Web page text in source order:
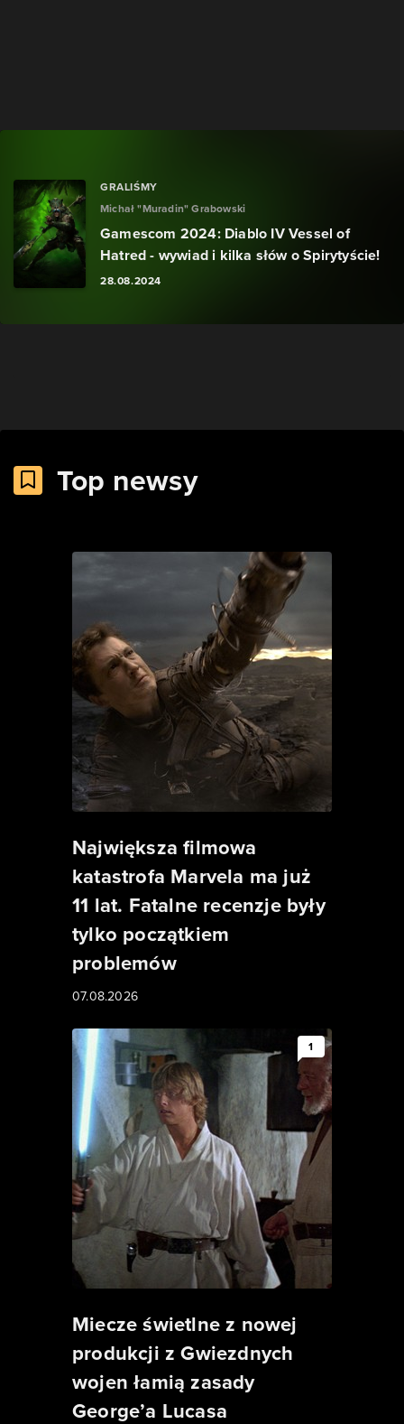
GRALIŚMY
Michał "Muradin" Grabowski
Gamescom 2024: Diablo IV Vessel of
Hatred - wywiad i kilka słów o Spirytyście!
28.08.2024
Top newsy
Największa filmowa
katastrofa Marvela ma już
11 lat. Fatalne recenzje były
tylko początkiem
problemów
07.08.2026
1
Miecze świetlne z nowej
produkcji z Gwiezdnych
wojen łamią zasady
George’a Lucasa